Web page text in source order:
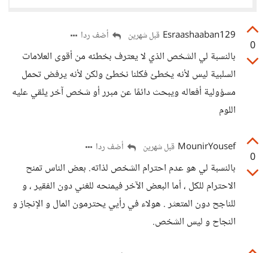
0
Esraashaaban129 قبل شهرين أضف ردا
بالنسبة لي الشخص الذي لا يعترف بخطئه من أقوى العلامات
السلبية ليس لأنه يخطئ فكلنا نخطئ ولكن لأنه يرفض تحمل
مسؤولية أفعاله ويبحث دائمًا عن مبرر أو شخص آخر يلقي عليه
اللوم
0
MounirYousef قبل شهرين أضف ردا
بالنسبة لي هو عدم احترام الشخص لذاته. بعض الناس تمنح
الاحترام للكل ، أما البعض الآخر فيمنحه للغني دون الفقير ، و
للناجح دون المتعثر . هولاء في رأيي يحترمون المال و الإنجاز و
النجاح و ليس الشخص.